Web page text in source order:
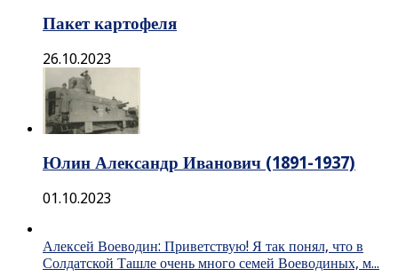
Пакет картофеля
26.10.2023
Юлин Александр Иванович (1891-1937)
01.10.2023
Алексей Воеводин: Приветствую! Я так понял, что в
Солдатской Ташле очень много семей Воеводиных, м...